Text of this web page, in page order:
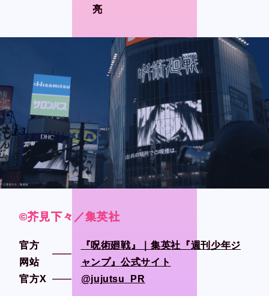
亮
©芥見下々／集英社
官方
网站
『呪術廻戦』｜集英社『週刊少年ジ
ャンプ』公式サイト
官方X
@jujutsu_PR
©芥見下々／集英社
©芥見下々／集英社
RECRUIT
CONTACT
Language
Japanese
English
French
Arabic
RECRUIT
CONTACT
Language
Japanese
English
French
Arabic
亮
©芥見下々／集英社
官方
网站
『呪術廻戦』｜集英社『週刊少年ジ
ャンプ』公式サイト
官方X
@jujutsu_PR